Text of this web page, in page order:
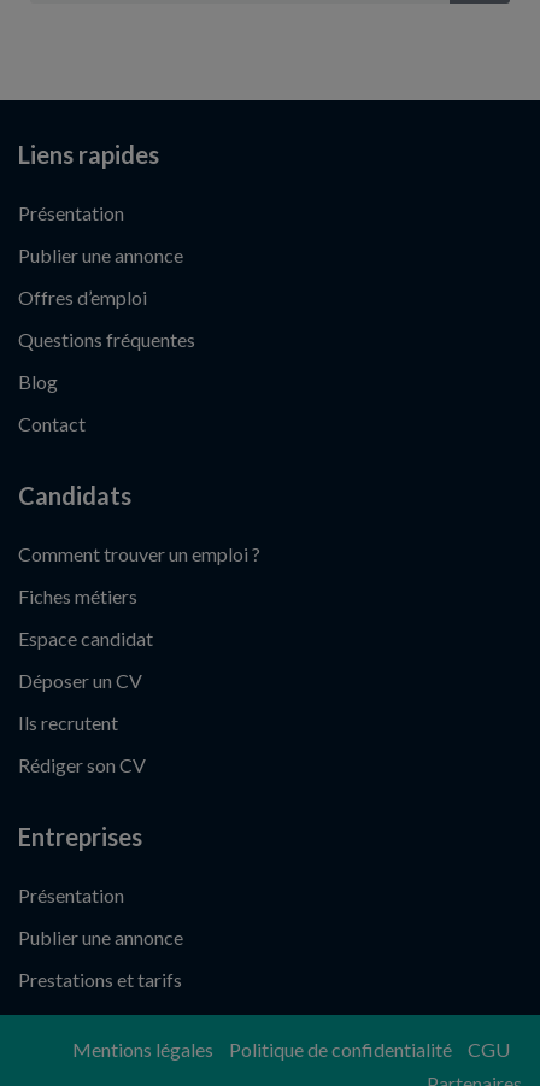
Liens rapides
Présentation
Publier une annonce
Offres d’emploi
Questions fréquentes
Blog
Contact
Candidats
Comment trouver un emploi ?
Fiches métiers
Espace candidat
Déposer un CV
Ils recrutent
Rédiger son CV
Entreprises
Présentation
Publier une annonce
Prestations et tarifs
Mentions légales Politique de confidentialité
CGU